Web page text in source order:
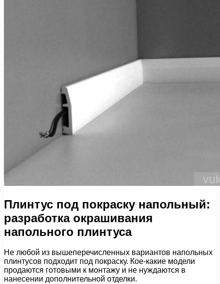
Плинтус под покраску напольный:
разработка окрашивания
напольного плинтуса
Не любой из вышеперечисленных вариантов напольных
плинтусов подходит под покраску. Кое-какие модели
продаются готовыми к монтажу и не нуждаются в
нанесении дополнительной отделки.